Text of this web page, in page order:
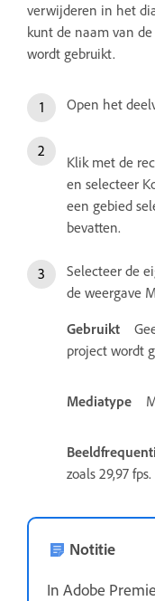
verwijderen in het
kunt de naam van
wordt gebruikt.
Open het
Klik met de
en selecteer
een gebied
bevatten.
Selecteer de
de weergave
Gebruikt
project wordt
Mediatype
zoals 29,97 fps.
Notitie
In Adobe